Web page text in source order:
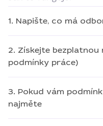
1. Napište, co má
2. Získejte bezplatnou
podmínky práce)
3. Pokud vám
najměte